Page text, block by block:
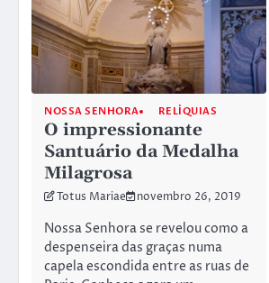
NOSSA SENHORA RELÍQUIAS
O impressionante
Santuário da Medalha
Milagrosa
Totus Mariae novembro 26, 2019
Nossa Senhora se revelou como a
despenseira das graças numa
capela escondida entre as ruas de